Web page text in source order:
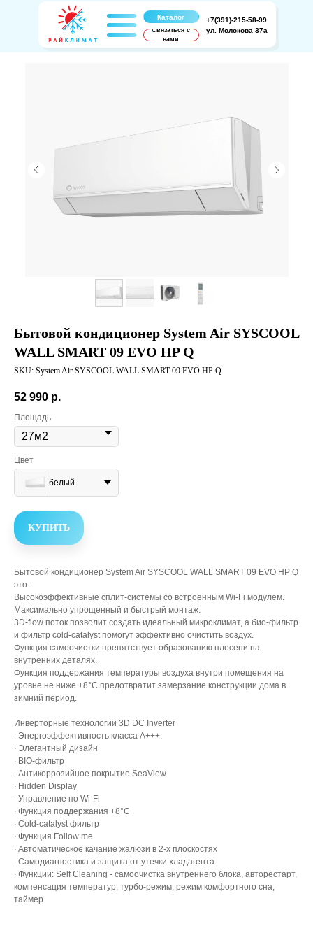
+7(391)-215-58-99
ул. Молокова 37а
Каталог
Связаться с
нами
Бытовой кондиционер System Air SYSCOOL
WALL SMART 09 EVO HP Q
SKU: System Air SYSCOOL WALL SMART 09 EVO HP Q
52 990 р.
Площадь
Цвет
белый
КУПИТЬ
Бытовой кондиционер System Air SYSCOOL WALL SMART 09 EVO HP Q
это:
Высокоэффективные сплит-системы со встроенным Wi-Fi модулем.
Максимально упрощенный и быстрый монтаж.
3D-flow поток позволит создать идеальный микроклимат, а био-фильтр
и фильтр cold-catalyst помогут эффективно очистить воздух.
Функция самоочистки препятствует образованию плесени на
внутренних деталях.
Функция поддержания температуры воздуха внутри помещения на
уровне не ниже +8°С предотвратит замерзание конструкции дома в
зимний период.
Инверторные технологии 3D DC Inverter
· Энергоэффективность класса А+++.
· Элегантный дизайн
· BIO-фильтр
· Антикоррозийное покрытие SeaView
· Hidden Display
· Управление по Wi-Fi
· Функция поддержания +8°С
· Cold-catalyst фильтр
· Функция Follow me
· Автоматическое качание жалюзи в 2-х плоскостях
· Самодиагностика и защита от утечки хладагента
· Функции: Self Cleaning - самоочистка внутреннего блока, авторестарт,
компенсация температур, турбо-режим, режим комфортного сна,
таймер